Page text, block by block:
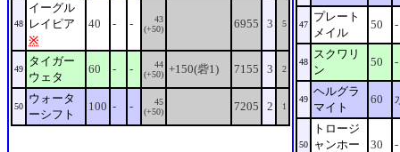
48
イーグル
レイピア
※
40 - -
43
(+50)
6955 3 5
49
タイガー
ウェタ
60 - -
44
(+50) +150(砦1) 7155 3 2
50
ウォータ
ーシフト
100 - -
45
(+50)
7205 2 1
47
プレート
メイル
50 -
48
スクワリ
ン
50 -
49
ヘルグラ
マイト
60
50
トロージ
ャンホー
30 -